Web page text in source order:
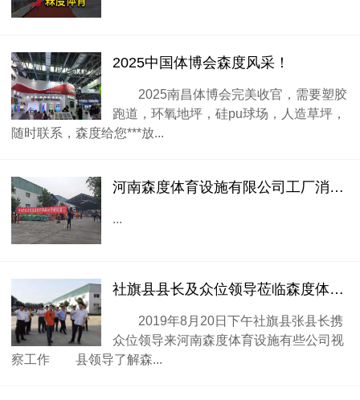
2025中国体博会森度风采！
2025南昌体博会完美收官，需要塑胶
跑道，环氧地坪，硅pu球场，人造草坪，
随时联系，森度给您***放...
河南森度体育设施有限公司工厂消防演习
...
社旗县县长及众位领导莅临森度体育工厂视察
2019年8月20日下午社旗县张县长携
众位领导来河南森度体育设施有些公司视
察工作 县领导了解森...